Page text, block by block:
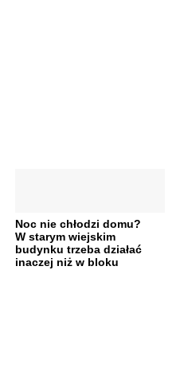
Noc nie chłodzi domu?
W starym wiejskim
budynku trzeba działać
inaczej niż w bloku